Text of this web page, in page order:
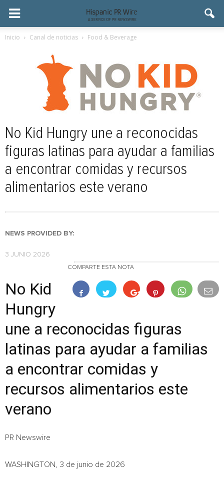
Inicio Canal de noticias Food & Beverage
No Kid Hungry une a reconocidas
figuras latinas para ayudar a familias
a encontrar comidas y recursos
alimentarios este verano
NEWS PROVIDED BY:
3 JUNIO 2026
COMPARTE ESTA NOTA
No Kid
Hungry
une a reconocidas figuras
latinas para ayudar a familias
a encontrar comidas y
recursos alimentarios este
verano
PR Newswire
WASHINGTON, 3 de junio de 2026